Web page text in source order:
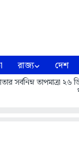
রাজ্য দেশ
তাপমাত্রা ২৬